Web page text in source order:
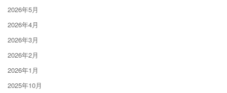
2026年5月
2026年4月
2026年3月
2026年2月
2026年1月
2025年10月